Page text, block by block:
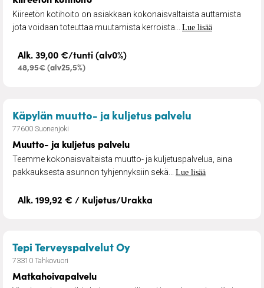
Kiireetön kotihoito on asiakkaan kokonaisvaltaista auttamista
jota voidaan toteuttaa muutamista kerroista... Lue lisää
Alk. 39,00 €/tunti (alv0%)
48,95€ (alv25,5%)
Käpylän muutto- ja kuljetus palvelu
77600 Suonenjoki
Muutto- ja kuljetus palvelu
Teemme kokonaisvaltaista muutto- ja kuljetuspalvelua, aina
pakkauksesta asunnon tyhjennyksiin sekä... Lue lisää
Alk. 199,92 € / Kuljetus/Urakka
Tepi Terveyspalvelut Oy– Matkahoivapalvelu
73310 Tahkovuori
Matkahoivapalvelu